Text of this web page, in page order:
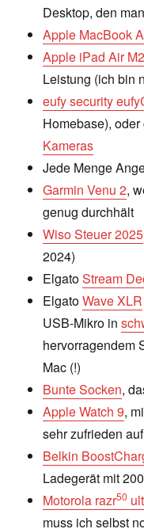
Desktop, den
Apple MacBook
Apple iPad Air M2
Leistung (ich bin
eufy security
Homebase),
Kameras
Jede Menge
Garmin Venu 2,
genug durchhält
Wiso Steuer 2025
2024)
ElgatoStream
ElgatoWave XLR
USB-Mikro in
hervorragendem
Mac (!)
Bunte Socken,
Apple Watch 9,
sehr zufrieden
Belkin
Ladegerät mit
Motorola razr50
muss ich selbst